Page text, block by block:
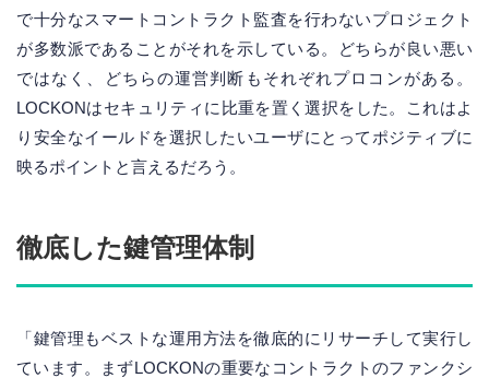
で十分なスマートコントラクト監査を行わないプロジェクト
が多数派であることがそれを示している。どちらが良い悪い
ではなく、どちらの運営判断もそれぞれプロコンがある。
LOCKONはセキュリティに比重を置く選択をした。これはよ
り安全なイールドを選択したいユーザにとってポジティブに
映るポイントと言えるだろう。
徹底した鍵管理体制
「鍵管理もベストな運用方法を徹底的にリサーチして実行し
ています。まずLOCKONの重要なコントラクトのファンクシ